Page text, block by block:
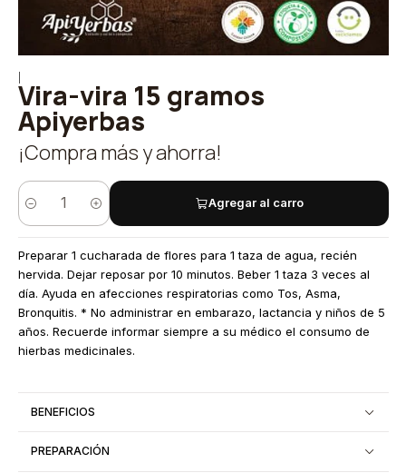
Vira-vira 15 gramos
Apiyerbas
¡Compra más y ahorra!
Cantidad
Agregar al carro
Preparar 1 cucharada de flores para 1 taza de agua, recién
hervida. Dejar reposar por 10 minutos. Beber 1 taza 3 veces al
día. Ayuda en afecciones respiratorias como Tos, Asma,
Bronquitis. * No administrar en embarazo, lactancia y niños de 5
años. Recuerde informar siempre a su médico el consumo de
hierbas medicinales.
BENEFICIOS
PREPARACIÓN